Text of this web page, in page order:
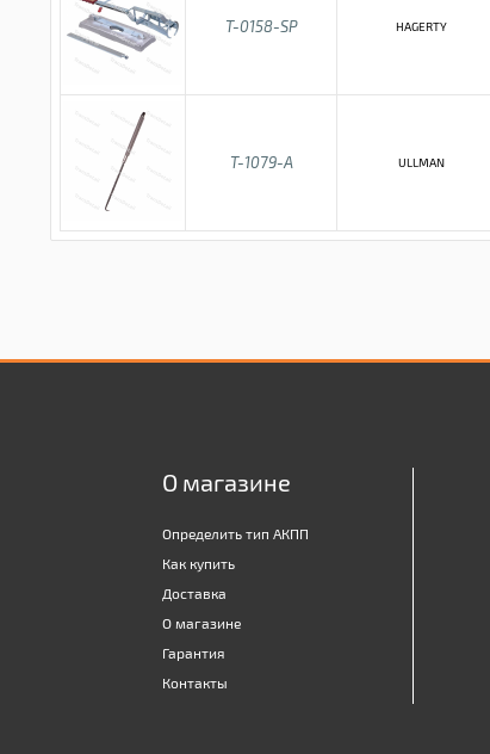
T-0158-SP HAGERTY
T-1079-A ULLMAN
О магазине
Определить тип АКПП
Как купить
Доставка
О магазине
Гарантия
Контакты